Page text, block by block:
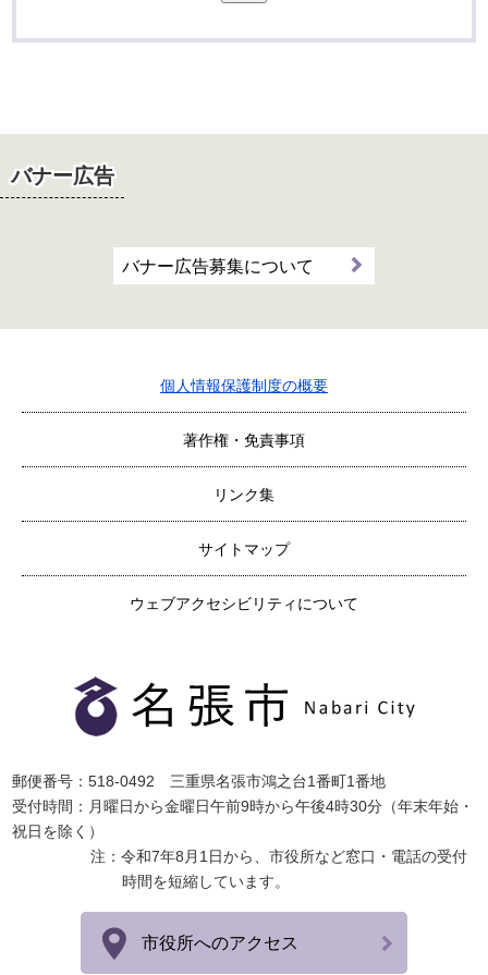
バナー広告
バナー広告募集について
個人情報保護制度の概要
著作権・免責事項
リンク集
サイトマップ
ウェブアクセシビリティについて
郵便番号：518-0492 三重県名張市鴻之台1番町1番地
受付時間：月曜日から金曜日午前9時から午後4時30分（年末年始・
祝日を除く）
注：令和7年8月1日から、市役所など窓口・電話の受付
時間を短縮しています。
市役所へのアクセス